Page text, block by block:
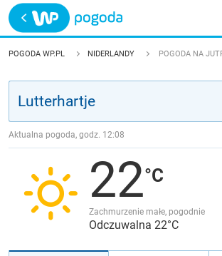
Trwa ładowanie
POLSKA
JAKOŚĆ POWIETRZA
POGODA WP.PL NIDERLANDY POGODA NA
Aktualna pogoda, godz. 12:08
22
Zachmurzenie małe, pogodnie
Odczuwalna 22°C